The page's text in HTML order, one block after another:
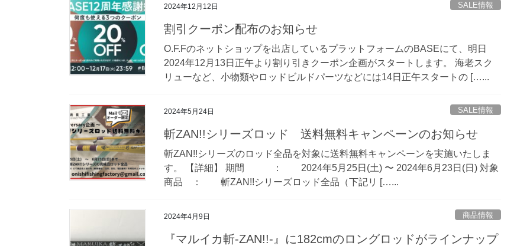
2024年12月12日 SALE情報
割引クーポン配布のお知らせ
O.F.Fのネットショップを出店しているプラットフォームのBASEにて、明日
2024年12月13日正午より割り引きクーポン企画がスタートします。 海老スク
リューなど、小物類やロッドビルドパーツなどには14日正午スタートの […...
2024年5月24日 SALE情報
斬ZAN!!シリーズロッド 送料無料キャンペーンのお知らせ
斬ZAN!!シリーズのロッド全品を対象に送料無料キャンペーンを実施いたしま
す。 【詳細】 期間 ： 2024年5月25日(土) 〜 2024年6月23日(日) 対象
商品 ： 斬ZAN!!シリーズロッド全品（下記リ […...
2024年4月9日 商品情報
『マルイカ斬-ZAN!!-』に182cmのロングロッドがラインナップ